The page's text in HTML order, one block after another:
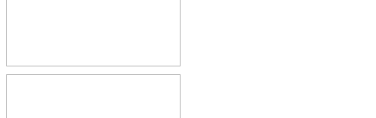
voor verblijf van